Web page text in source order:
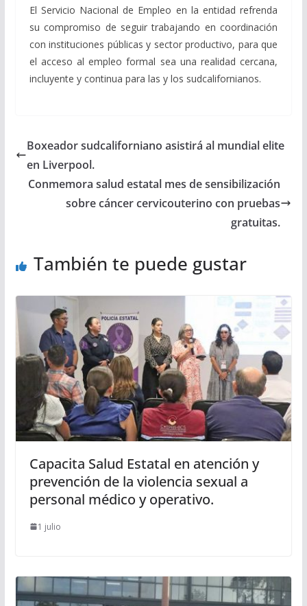
El Servicio Nacional de Empleo en la entidad refrenda
su compromiso de seguir trabajando en coordinación
con instituciones públicas y sector productivo, para que
el acceso al empleo formal sea una realidad cercana,
incluyente y continua para las y los sudcalifornianos.
Boxeador sudcaliforniano asistirá al mundial elite
en Liverpool.
Conmemora salud estatal mes de sensibilización
sobre cáncer cervicouterino con pruebas
gratuitas.
También te puede gustar
Capacita Salud Estatal en atención y
prevención de la violencia sexual a
personal médico y operativo.
1 julio